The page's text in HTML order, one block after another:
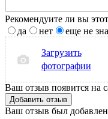
Рекомендуите ли вы
да
нет еще не
Загрузить
фотографии
Ваш отзыв появится на
Добавить отзыв
Ваш отзыв был